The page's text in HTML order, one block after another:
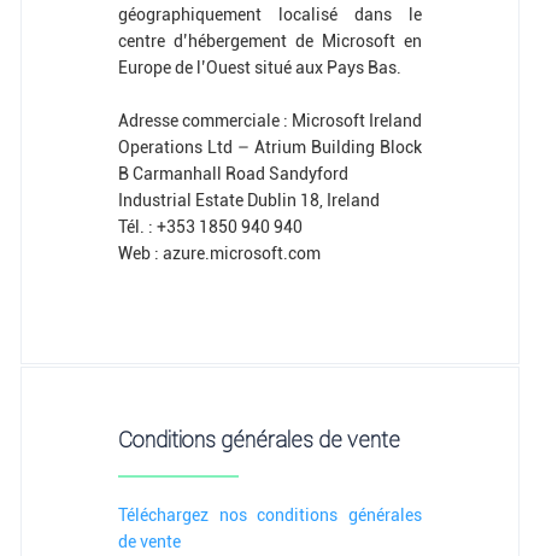
géographiquement localisé dans le
centre d’hébergement de Microsoft en
Europe de l’Ouest situé aux Pays Bas.
Adresse commerciale : Microsoft Ireland
Operations Ltd – Atrium Building Block
B Carmanhall Road Sandyford
Industrial Estate Dublin 18, Ireland
Tél. : +353 1850 940 940
Web : azure.microsoft.com
Conditions générales de vente
Téléchargez nos conditions générales
de vente